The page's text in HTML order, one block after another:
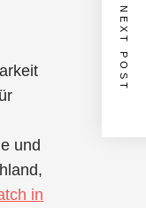
und
in
NEXT POST